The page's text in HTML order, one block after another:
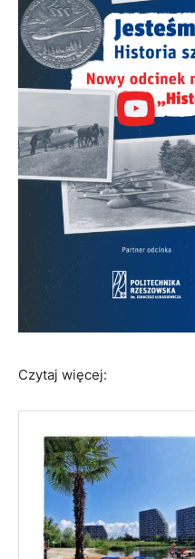
Czytaj więcej: